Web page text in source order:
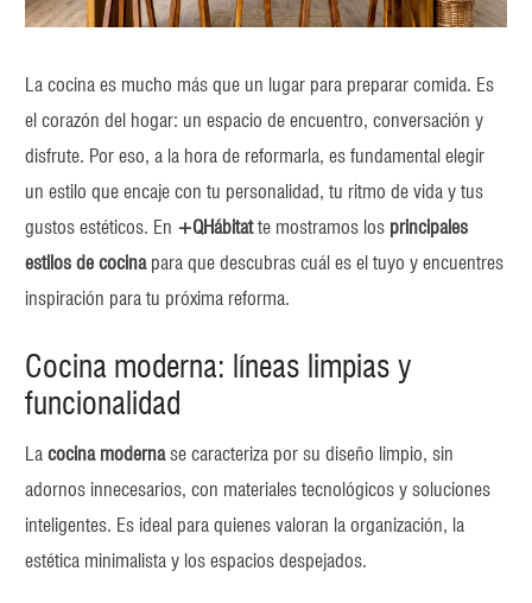
La cocina es mucho más que un lugar para preparar comida. Es
el corazón del hogar: un espacio de encuentro, conversación y
disfrute. Por eso, a la hora de reformarla, es fundamental elegir
un estilo que encaje con tu personalidad, tu ritmo de vida y tus
gustos estéticos. En +QHábitatte mostramos los principales
estilos de cocinapara que descubras cuál es el tuyo y encuentres
inspiración para tu próxima reforma.
Cocina moderna: líneas limpias y
funcionalidad
Lacocina modernase caracteriza por su diseño limpio, sin
adornos innecesarios, con materiales tecnológicos y soluciones
inteligentes. Es ideal para quienes valoran la organización, la
estética minimalista y los espacios despejados.